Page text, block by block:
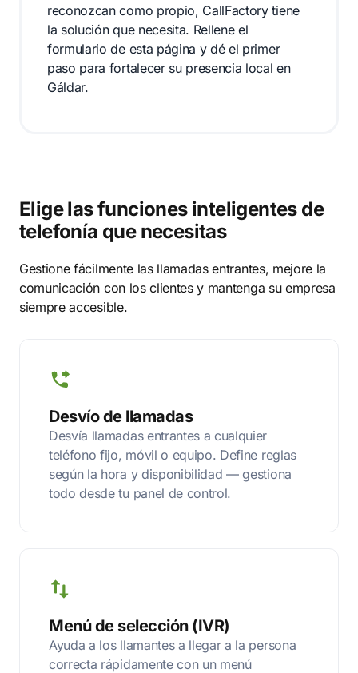
reconozcan como propio, CallFactory tiene
la solución que necesita. Rellene el
formulario de esta página y dé el primer
paso para fortalecer su presencia local en
Gáldar.
Elige las funciones inteligentes de
telefonía que necesitas
Gestione fácilmente las llamadas entrantes, mejore la
comunicación con los clientes y mantenga su empresa
siempre accesible.
Desvío de llamadas
Desvía llamadas entrantes a cualquier
teléfono fijo, móvil o equipo. Define reglas
según la hora y disponibilidad — gestiona
todo desde tu panel de control.
Menú de selección (IVR)
Ayuda a los llamantes a llegar a la persona
correcta rápidamente con un menú